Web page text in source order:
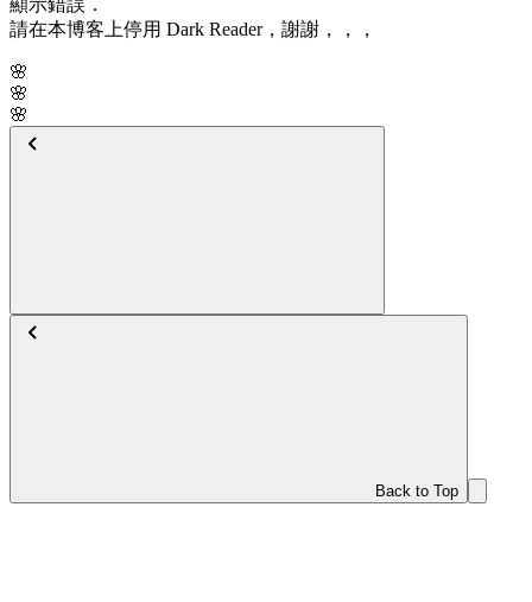
顯示錯誤．
請在本博客上停用 Dark Reader，謝謝，，，
🌸
🌸
🌸
Back to Top